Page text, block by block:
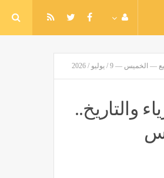
والتاريخ..